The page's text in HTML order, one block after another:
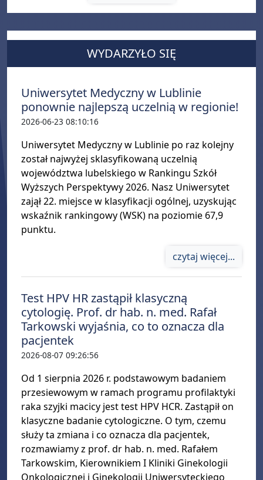
WYDARZYŁO SIĘ
Uniwersytet Medyczny w Lublinie
ponownie najlepszą uczelnią w regionie!
2026-06-23 08:10:16
Uniwersytet Medyczny w Lublinie po raz kolejny
został najwyżej sklasyfikowaną uczelnią
województwa lubelskiego w Rankingu Szkół
Wyższych Perspektywy 2026. Nasz Uniwersytet
zajął 22. miejsce w klasyfikacji ogólnej, uzyskując
wskaźnik rankingowy (WSK) na poziomie 67,9
punktu.
czytaj więcej...
Test HPV HR zastąpił klasyczną
cytologię. Prof. dr hab. n. med. Rafał
Tarkowski wyjaśnia, co to oznacza dla
pacjentek
2026-08-07 09:26:56
Od 1 sierpnia 2026 r. podstawowym badaniem
przesiewowym w ramach programu profilaktyki
raka szyjki macicy jest test HPV HCR. Zastąpił on
klasyczne badanie cytologiczne. O tym, czemu
służy ta zmiana i co oznacza dla pacjentek,
rozmawiamy z prof. dr hab. n. med. Rafałem
Tarkowskim, Kierownikiem I Kliniki Ginekologii
Onkologicznej i Ginekologii Uniwersyteckiego